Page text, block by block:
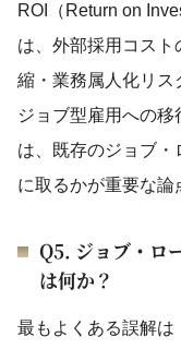
ROI（Return on
は、外部採用コス
縮・業務属人化リス
ジョブ型雇用への
は、既存のジョブ
に取るかが重要な論
Q5. ジョブ・ロ
は何か？
最もよくある誤解は